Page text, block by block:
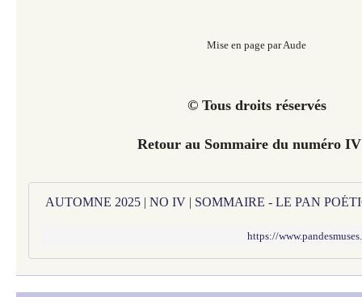
Mise en page par Aude
© Tous droits réservés
Retour au Sommaire du numéro
AUTOMNE 2025 | NO IV | SOMMAIRE - LE PAN
https://